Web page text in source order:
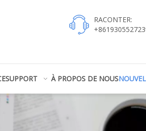
RACONTER:
SUPPORT À PROPOS DE NOUS